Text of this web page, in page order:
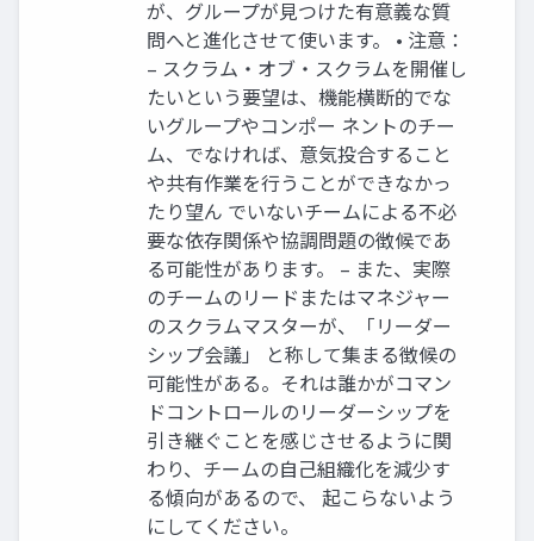
が、グループが見つけた有意義な質
問へと進化させて使います。 • 注意：
– スクラム・オブ・スクラムを開催し
たいという要望は、機能横断的でな
いグループやコンポー ネントのチー
ム、でなければ、意気投合すること
や共有作業を行うことができなかっ
たり望ん でいないチームによる不必
要な依存関係や協調問題の徴候であ
る可能性があります。 – また、実際
のチームのリードまたはマネジャー
のスクラムマスターが、「リーダー
シップ会議」 と称して集まる徴候の
可能性がある。それは誰かがコマン
ドコントロールのリーダーシップを
引き継ぐことを感じさせるように関
わり、チームの自己組織化を減少す
る傾向があるので、 起こらないよう
にしてください。